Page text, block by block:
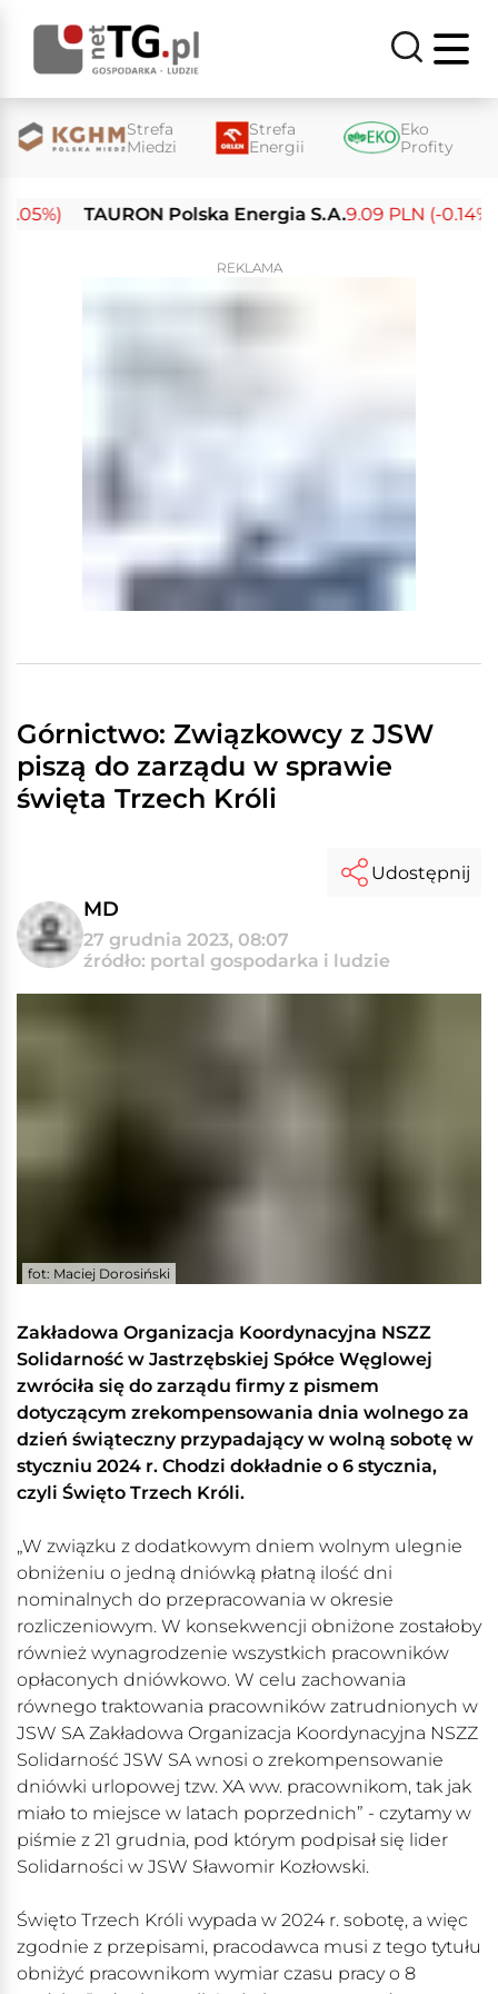
Strefa
Miedzi
Strefa
Energii
Eko
Profity
TAURON Polska Energia S.A.9.09 PLN (-0.14%)
REKLAMA
Górnictwo: Związkowcy z JSW
piszą do zarządu w sprawie
święta Trzech Króli
MD
27 grudnia 2023, 08:07
źródło: portal gospodarka i ludzie
Udostępnij
fot: Maciej Dorosiński
Zakładowa Organizacja Koordynacyjna NSZZ
Solidarność w Jastrzębskiej Spółce Węglowej
zwróciła się do zarządu firmy z pismem
dotyczącym zrekompensowania dnia wolnego za
dzień świąteczny przypadający w wolną sobotę w
styczniu 2024 r. Chodzi dokładnie o 6 stycznia,
czyli Święto Trzech Króli.
„W związku z dodatkowym dniem wolnym ulegnie
obniżeniu o jedną dniówką płatną ilość dni
nominalnych do przepracowania w okresie
rozliczeniowym. W konsekwencji obniżone zostałoby
również wynagrodzenie wszystkich pracowników
opłaconych dniówkowo. W celu zachowania
równego traktowania pracowników zatrudnionych w
JSW SA Zakładowa Organizacja Koordynacyjna NSZZ
Solidarność JSW SA wnosi o zrekompensowanie
dniówki urlopowej tzw. XA ww. pracownikom, tak jak
miało to miejsce w latach poprzednich” - czytamy w
piśmie z 21 grudnia, pod którym podpisał się lider
Solidarności w JSW Sławomir Kozłowski.
Święto Trzech Króli wypada w 2024 r. sobotę, a więc
zgodnie z przepisami, pracodawca musi z tego tytułu
obniżyć pracownikom wymiar czasu pracy o 8